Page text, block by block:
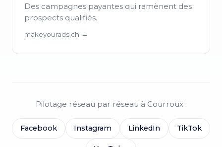
Des campagnes payantes qui ramènent des
prospects qualifiés.
makeyourads.ch →
Pilotage réseau par réseau à Courroux :
Facebook Instagram LinkedIn TikTok